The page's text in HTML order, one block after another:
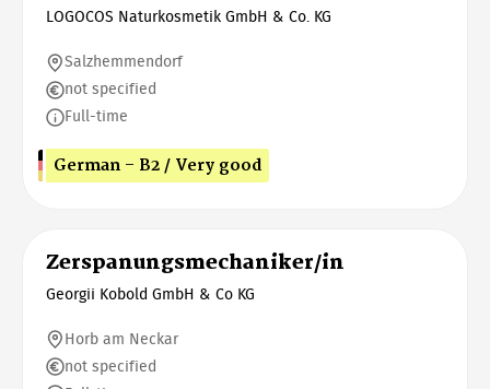
LOGOCOS Naturkosmetik GmbH & Co. KG
Salzhemmendorf
not specified
Full-time
German - B2 / Very good
Zerspanungsmechaniker/in
Georgii Kobold GmbH & Co KG
Horb am Neckar
not specified